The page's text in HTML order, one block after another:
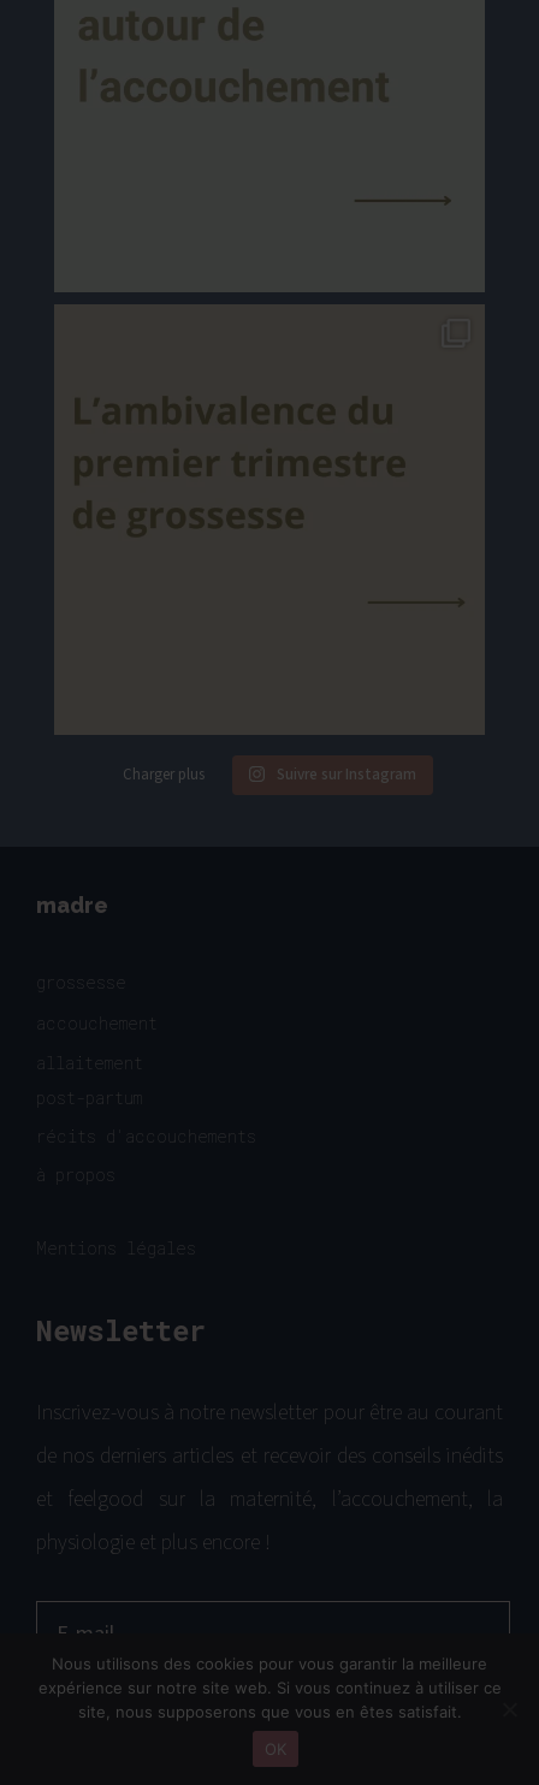
Charger plus Suivre sur Instagram
madre
grossesse
accouchement
allaitement
post-partum
récits d'accouchements
à propos
Mentions légales
Newsletter
Inscrivez-vous à notre newsletter pour être au courant
de nos derniers articles et recevoir des conseils inédits
et feelgood sur la maternité, l’accouchement, la
physiologie et plus encore !
Je m'abonne
Nous utilisons des cookies pour vous garantir la meilleure
expérience sur notre site web. Si vous continuez à utiliser ce
site, nous supposerons que vous en êtes satisfait.
OK